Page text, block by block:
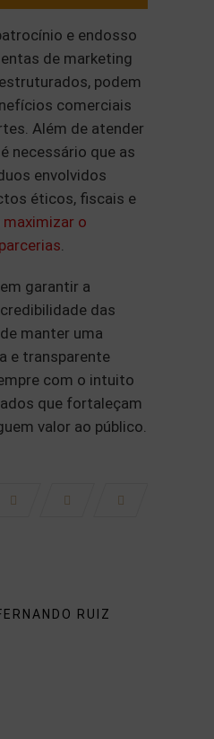
e endosso
de marketing
podem
comerciais
Além de atender
necessário que as
envolvidos
éticos, fiscais e
maximizar o
.
garantir a
das
manter uma
e transparente
com o intuito
que fortaleçam
valor ao público.
RUIZ